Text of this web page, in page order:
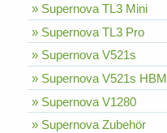
» Supernova TL3 Mini
» Supernova TL3 Pro
» Supernova V521s
» Supernova V521s HBM
» Supernova V1280
» Supernova Zubehör